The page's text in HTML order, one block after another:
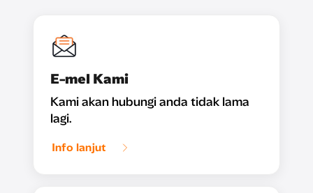
E-mel Kami
Kami akan hubungi anda tidak lama
lagi.
Info lanjut